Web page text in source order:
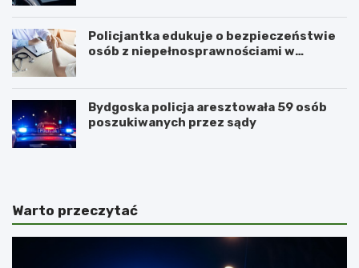
Policjantka edukuje o bezpieczeństwie
osób z niepełnosprawnościami w
Bydgoska policja aresztowała 59 osób
poszukiwanych przez sądy
Warto przeczytać